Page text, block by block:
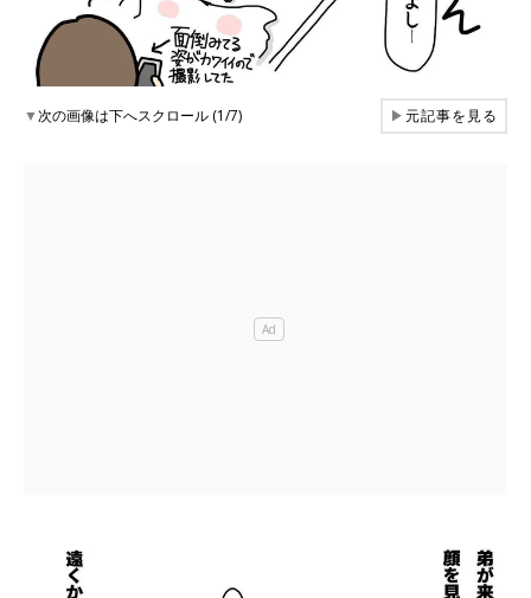
▼次の画像は下へスクロール (1/7) ▶元記事を見る